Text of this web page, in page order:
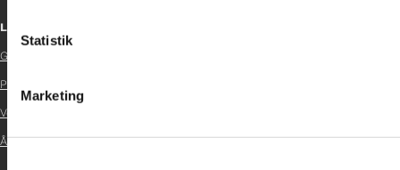
Statistik
Marketing
Links
Glad Fonden
Persondatapolitik
Vedtægter
Årsrapport 2024
